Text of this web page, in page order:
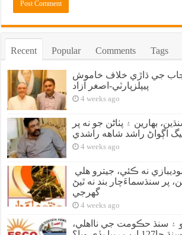
Recent Popular Comments Tags
جي ڌاڙي خلاف خاموش
پيپلزپارٽي-اصغر آزاد
4 weeks ago
بهارين ۽ پٺاڻن جو نه پر
اڳواڻ راشد شاهه راشدي
4 weeks ago
پر سنڌسماءَچار بند نه ٿيڻ
گهرجي
4 weeks ago
۽ سنڌ حڪومت جي نااهلي،